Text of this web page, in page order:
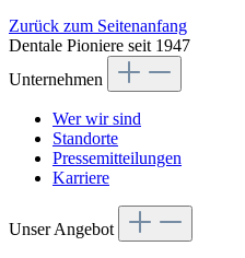
Zurück zum Seitenanfang
Dentale Pioniere seit 1947
Unternehmen
Wer wir sind
Standorte
Pressemitteilungen
Karriere
Unser Angebot